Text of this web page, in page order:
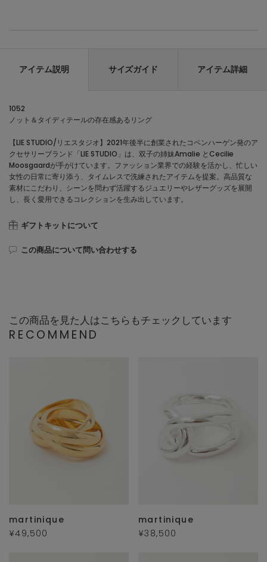
アイテム説明 サイズガイド アイテム詳細
1052
ノット＆タイディテールの存在感あるリング
【LIE STUDIO/リエスタジオ】2021年後半に創業されたコペンハーゲン発のア
クセサリーブランド「LIE STUDIO」は、双子の姉妹Amalie とCecilie
Moosgaardが手がけています。ファッション業界での経験を活かし、忙しい
女性の日常に寄り添う、タイムレスで洗練されたアイテムを提案。高品質な
素材にこだわり、シーンを問わず活躍するジュエリーやレザーグッズを展開
し、長く愛用できるコレクションを生み出しています。
ギフトキットについて
この商品について問い合わせする
この商品を見た人はこちらもチェックしています
RECOMMEND
martinique
¥49,500
martinique
¥38,500